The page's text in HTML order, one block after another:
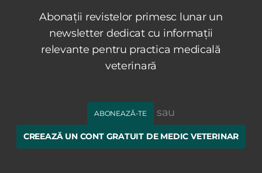
Abonații revistelor primesc lunar un
newsletter dedicat cu informații
relevante pentru practica medicală
veterinară
ABONEAZĂ-TE sau
CREEAZĂ UN CONT GRATUIT DE MEDIC VETERINAR